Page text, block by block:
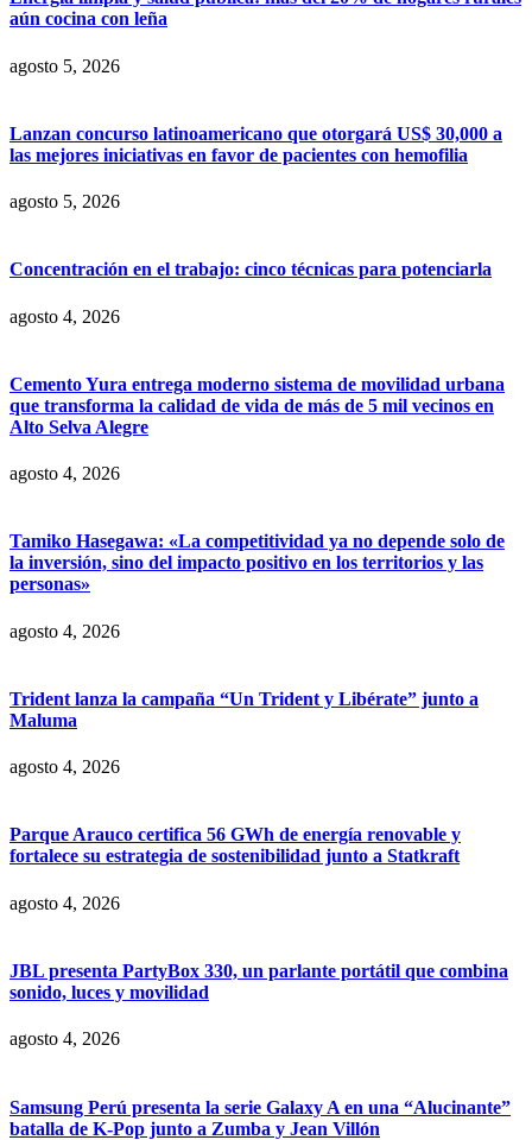
aún cocina con leña
agosto 5, 2026
Lanzan concurso latinoamericano que otorgará US$ 30,000 a
las mejores iniciativas en favor de pacientes con hemofilia
agosto 5, 2026
Concentración en el trabajo: cinco técnicas para potenciarla
agosto 4, 2026
Cemento Yura entrega moderno sistema de movilidad urbana
que transforma la calidad de vida de más de 5 mil vecinos en
Alto Selva Alegre
agosto 4, 2026
Tamiko Hasegawa: «La competitividad ya no depende solo de
la inversión, sino del impacto positivo en los territorios y las
personas»
agosto 4, 2026
Trident lanza la campaña “Un Trident y Libérate” junto a
Maluma
agosto 4, 2026
Parque Arauco certifica 56 GWh de energía renovable y
fortalece su estrategia de sostenibilidad junto a Statkraft
agosto 4, 2026
JBL presenta PartyBox 330, un parlante portátil que combina
sonido, luces y movilidad
agosto 4, 2026
Samsung Perú presenta la serie Galaxy A en una “Alucinante”
batalla de K-Pop junto a Zumba y Jean Villón